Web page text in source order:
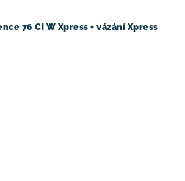
76 Ci W Xpress + vázání Xpress